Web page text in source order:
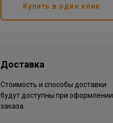
Купить в один клик
Доставка
Стоимость и способы доставки
будут доступны при оформлении
заказа.